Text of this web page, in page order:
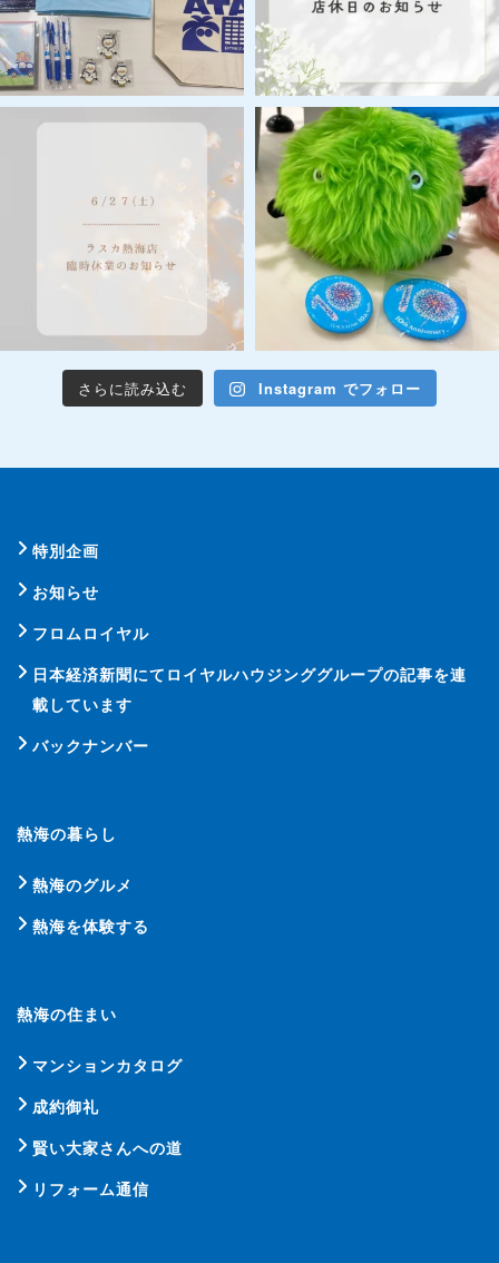
さらに読み込む Instagram でフォロー
特別企画
お知らせ
フロムロイヤル
日本経済新聞にてロイヤルハウジンググループの記事を連
載しています
バックナンバー
熱海の暮らし
熱海のグルメ
熱海を体験する
熱海の住まい
マンションカタログ
成約御礼
賢い大家さんへの道
リフォーム通信